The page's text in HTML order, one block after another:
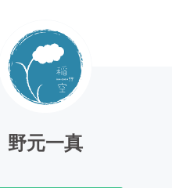
野元一真